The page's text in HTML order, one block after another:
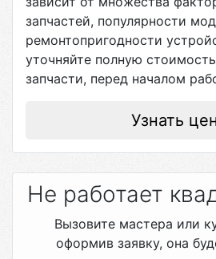
запчастей, популярности
ремонтопригодности
уточняйте полную
запчасти, перед началом
Узнать
Не работает
Вызовите мастера или
оформив заявку, она